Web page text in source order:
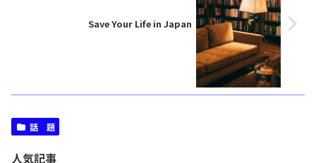
Save Your Life in Japan
話 題
人気記事